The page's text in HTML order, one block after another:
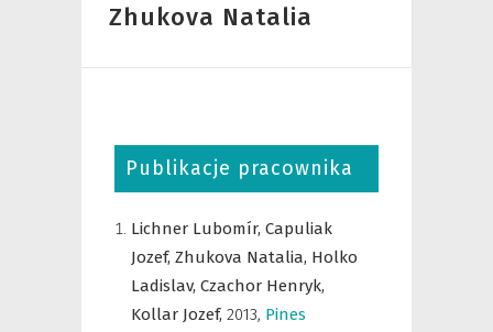
Zhukova Natalia
Publikacje pracownika
Lichner Lubomír, Capuliak
Jozef, Zhukova Natalia, Holko
Ladislav, Czachor Henryk,
Kollar Jozef, 2013, Pines